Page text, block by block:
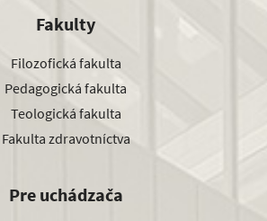
Fakulty
Filozofická fakulta
Pedagogická fakulta
Teologická fakulta
Fakulta zdravotníctva
Pre uchádzača